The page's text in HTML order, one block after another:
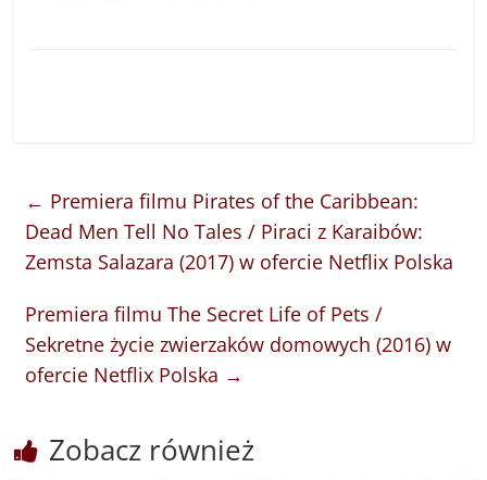
← Premiera filmu Pirates of the Caribbean:
Dead Men Tell No Tales / Piraci z Karaibów:
Zemsta Salazara (2017) w ofercie Netflix Polska
Premiera filmu The Secret Life of Pets /
Sekretne życie zwierzaków domowych (2016) w
ofercie Netflix Polska →
Zobacz również